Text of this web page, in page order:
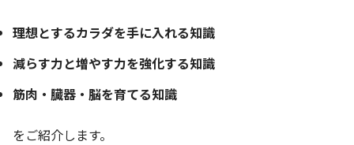
理想とするカラダを手に入れる知識
減らす力と増やす力を強化する知識
筋肉・臓器・脳を育てる知識
をご紹介します。